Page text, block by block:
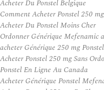
Acheter Du Ponstel Belgique
Comment Acheter Ponstel 250
Acheter Du Ponstel Moins Cher
Ordonner Générique Mefenamic
acheter Générique 250 mg
Acheter Ponstel 250 mg Sans
Ponstel En Ligne Au Canada
Acheter Générique Ponstel